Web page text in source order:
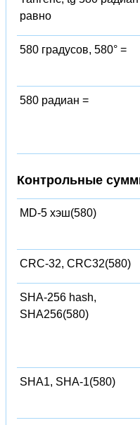
равно
580 градусов, 580° =
580 радиан =
Контрольные
MD-5 хэш(580)
CRC-32, CRC32(580)
SHA-256 hash,
SHA256(580)
SHA1, SHA-1(580)